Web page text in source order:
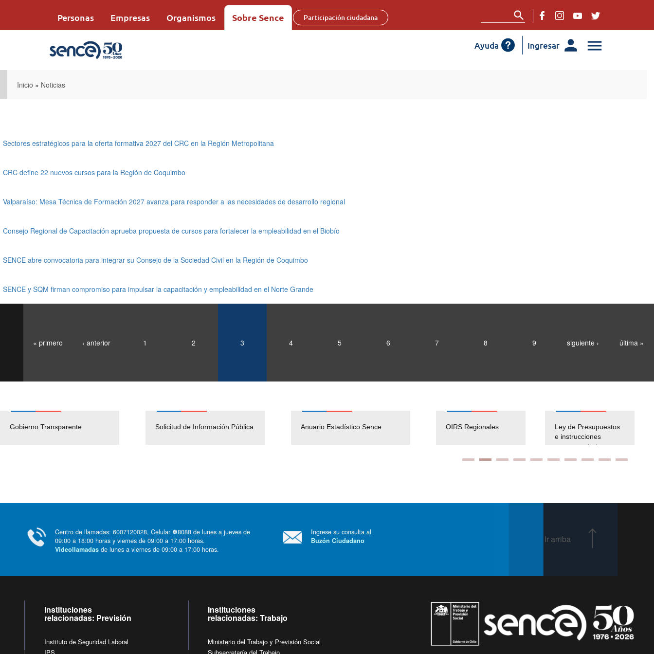
Personas Empresas Organismos Sobre Sence Participación ciudadana
Ingresar
Ayuda
Inicio » Noticias
Sectores estratégicos para la oferta formativa 2027 del CRC en la Región Metropolitana
CRC define 22 nuevos cursos para la Región de Coquimbo
Valparaíso: Mesa Técnica de Formación 2027 avanza para responder a las necesidades de desarrollo regional
Consejo Regional de Capacitación aprueba propuesta de cursos para fortalecer la empleabilidad en el Biobío
SENCE abre convocatoria para integrar su Consejo de la Sociedad Civil en la Región de Coquimbo
SENCE y SQM firman compromiso para impulsar la capacitación y empleabilidad en el Norte Grande
« primero ‹ anterior 1 2 3 4 5 6 7 8 9 siguiente › última »
Gobierno Transparente Solicitud de Información Pública Anuario Estadístico Sence
Pago Proveedores
Empleos Públicos
Solicitud Audiencias y
OIRS Regionales
Ley de Presupuestos
e instrucciones
presuspuetarias
Centro de llamadas: 6007120028, Celular ✽8088 de lunes a jueves de
09:00 a 18:00 horas y viernes de 09:00 a 17:00 horas.
Videollamadas de lunes a viernes de 09:00 a 17:00 horas.
Ingrese su consulta al
Buzón Ciudadano
Instituciones
relacionadas: Previsión
Instituto de Seguridad Laboral
IPS
Instituciones
relacionadas: Trabajo
Ministerio del Trabajo y Previsión Social
Subsecretaría del Trabajo